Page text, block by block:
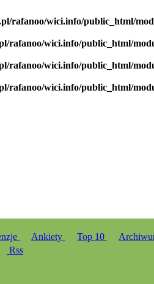
rafanoo/wici.info/public_html/
rafanoo/wici.info/public_html/
rafanoo/wici.info/public_html/
rafanoo/wici.info/public_html/
Ankiety Top 10
Rss